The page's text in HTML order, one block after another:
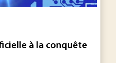
à la conquête